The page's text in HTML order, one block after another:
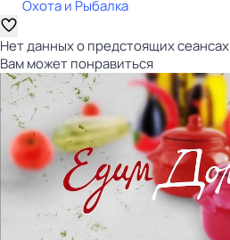
Охота и Рыбалка
Нет данных о предстоящих сеансах
Вам может понравиться